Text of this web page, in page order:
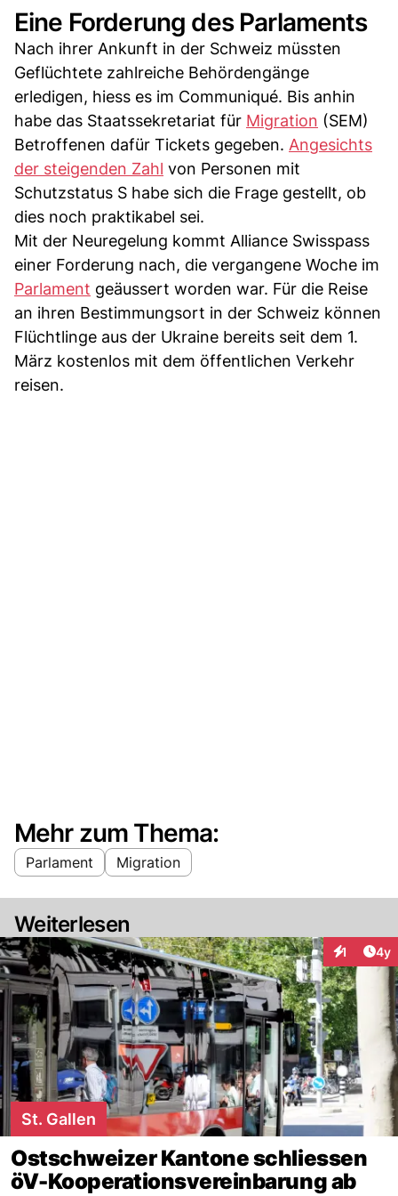
Eine Forderung des Parlaments
Nach ihrer Ankunft in der Schweiz müssten
Geflüchtete zahlreiche Behördengänge
erledigen, hiess es im Communiqué. Bis anhin
habe das Staatssekretariat für Migration (SEM)
Betroffenen dafür Tickets gegeben. Angesichts
der steigenden Zahl von Personen mit
Schutzstatus S habe sich die Frage gestellt, ob
dies noch praktikabel sei.
Mit der Neuregelung kommt Alliance Swisspass
einer Forderung nach, die vergangene Woche im
Parlament geäussert worden war. Für die Reise
an ihren Bestimmungsort in der Schweiz können
Flüchtlinge aus der Ukraine bereits seit dem 1.
März kostenlos mit dem öffentlichen Verkehr
reisen.
Mehr zum Thema:
Parlament Migration
Weiterlesen
1 4y
St. Gallen
Ostschweizer Kantone schliessen
öV-Kooperationsvereinbarung ab